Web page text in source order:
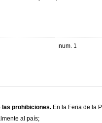
num. 1
las prohibiciones. En la Feria de la
al país;